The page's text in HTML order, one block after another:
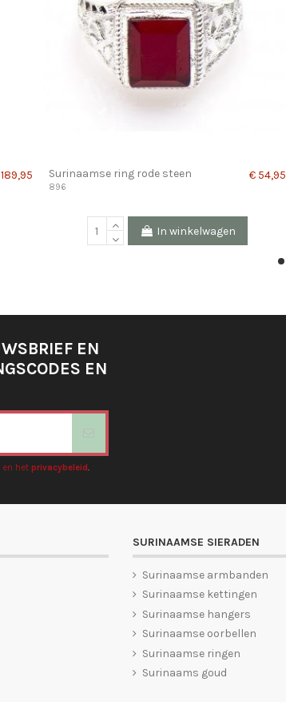
Surinaamse ring rode steen
896
€ 54,95
In winkelwagen
EN
EN
en het privacybeleid.
SURINAAMSE SIERADEN
Surinaamse armbanden
Surinaamse kettingen
Surinaamse hangers
Surinaamse oorbellen
Surinaamse ringen
Surinaams goud